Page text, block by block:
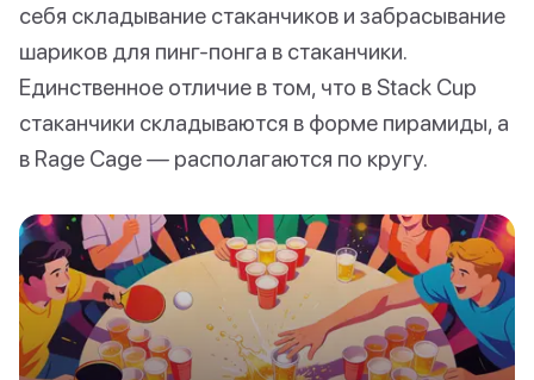
себя складывание стаканчиков и забрасывание
шариков для пинг-понга в стаканчики.
Единственное отличие в том, что в Stack Cup
стаканчики складываются в форме пирамиды, а
в Rage Cage — располагаются по кругу.